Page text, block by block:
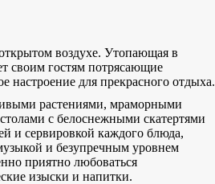
воздухе. Утопающая в
своим гостям потрясающие
настроение для прекрасного отдыха.
растениями, мраморными
с белоснежными скатертями
и сервировкой каждого блюда,
и безупречным уровнем
приятно любоваться
изыски и напитки.